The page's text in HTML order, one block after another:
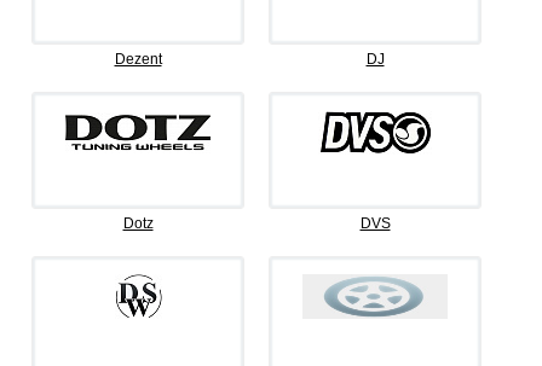
Dezent DJ
Dotz DVS